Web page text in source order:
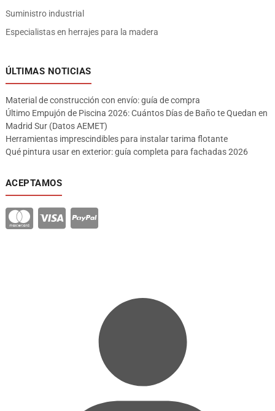
Suministro industrial
Especialistas en herrajes para la madera
ÚLTIMAS NOTICIAS
Material de construcción con envío: guía de compra
Último Empujón de Piscina 2026: Cuántos Días de Baño te Quedan en
Madrid Sur (Datos AEMET)
Herramientas imprescindibles para instalar tarima flotante
Qué pintura usar en exterior: guía completa para fachadas 2026
ACEPTAMOS